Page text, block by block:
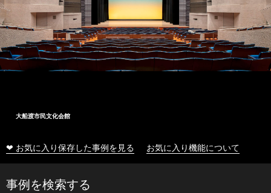
大船渡市民文化会館
❤ お気に入り保存した事例を見る お気に入り機能について
事例を検索する